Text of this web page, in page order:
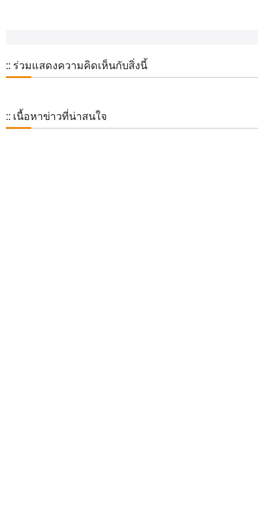
:: ร่วมแสดงความคิดเห็นกับสิ่งนี้
:: เนื้อหาข่าวที่น่าสนใจ